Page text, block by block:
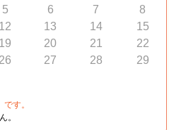
5 6 7
8
12 13 14
15
19 20 21
22
26 27 28
29
す。
。